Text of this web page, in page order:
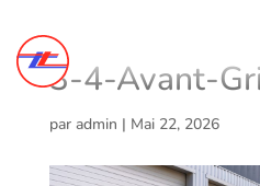
3-4-Avant-
par admin | Mai 22, 2026